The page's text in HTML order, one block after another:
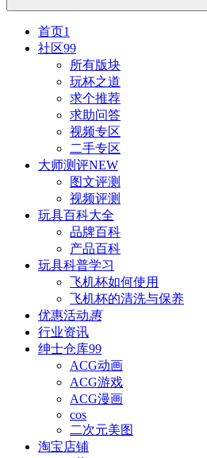
首页1
社区99
所有版块
玩杯之道
求个推荐
求助问答
视频专区
二手专区
大师测评NEW
图文评测
视频评测
玩具百科大全
品牌百科
产品百科
玩具科普学习
飞机杯如何使用
飞机杯的清洗与保养
优惠活动惠
行业资讯
绅士仓库99
ACG动画
ACG游戏
ACG漫画
cos
二次元美图
淘宝店铺